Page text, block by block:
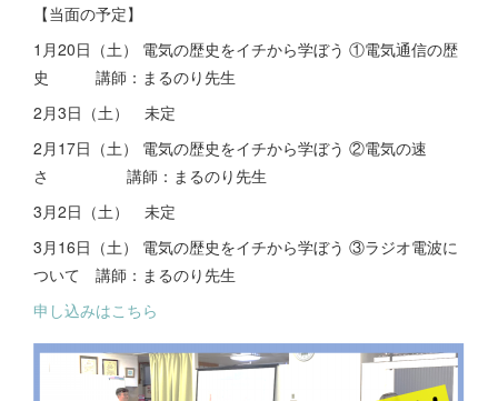
【当面の予定】
1月20日（土） 電気の歴史をイチから学ぼう ①電気通信の歴
史 講師：まるのり先生
2月3日（土） 未定
2月17日（土） 電気の歴史をイチから学ぼう ②電気の速
さ 講師：まるのり先生
3月2日（土） 未定
3月16日（土） 電気の歴史をイチから学ぼう ③ラジオ電波に
ついて 講師：まるのり先生
申し込みはこちら